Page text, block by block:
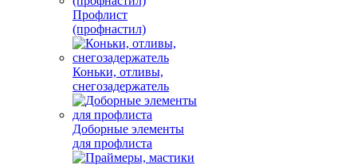
Профлист
(профнастил)
Коньки, отливы,
снегозадержатель
Доборные элементы
для профлиста